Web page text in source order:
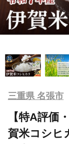
三重県 名張市
【特A評価
賀米コシヒ